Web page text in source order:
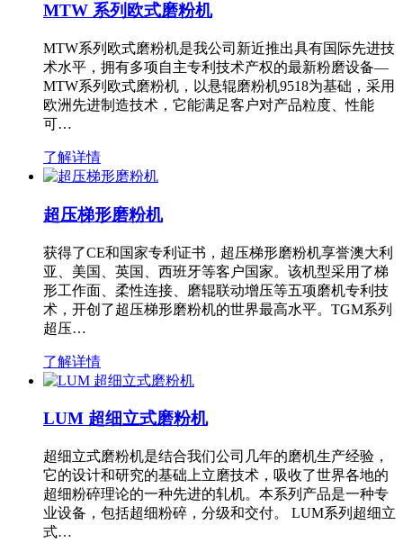
MTW 系列欧式磨粉机
MTW系列欧式磨粉机是我公司新近推出具有国际先进技
术水平，拥有多项自主专利技术产权的最新粉磨设备—
MTW系列欧式磨粉机，以悬辊磨粉机9518为基础，采用
欧洲先进制造技术，它能满足客户对产品粒度、性能
可…
了解详情
超压梯形磨粉机
获得了CE和国家专利证书，超压梯形磨粉机享誉澳大利
亚、美国、英国、西班牙等客户国家。该机型采用了梯
形工作面、柔性连接、磨辊联动增压等五项磨机专利技
术，开创了超压梯形磨粉机的世界最高水平。TGM系列
超压…
了解详情
LUM 超细立式磨粉机
超细立式磨粉机是结合我们公司几年的磨机生产经验，
它的设计和研究的基础上立磨技术，吸收了世界各地的
超细粉碎理论的一种先进的轧机。本系列产品是一种专
业设备，包括超细粉碎，分级和交付。 LUM系列超细立
式…